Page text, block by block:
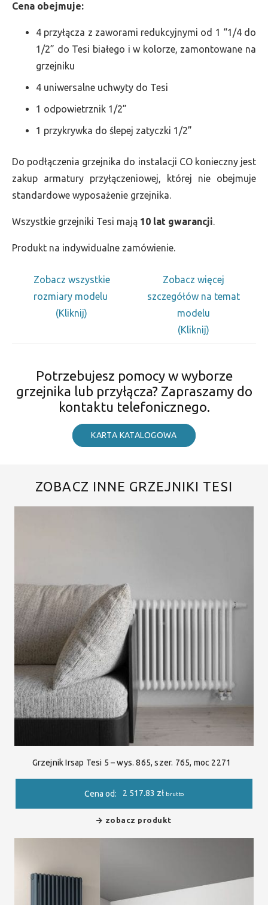
Cena obejmuje:
4 przyłącza z zaworami redukcyjnymi od 1 “1/4 do
1/2” do Tesi białego i w kolorze, zamontowane na
grzejniku
4 uniwersalne uchwyty do Tesi
1 odpowietrznik 1/2”
1 przykrywka do ślepej zatyczki 1/2”
Do podłączenia grzejnika do instalacji CO konieczny jest
zakup armatury przyłączeniowej, której nie obejmuje
standardowe wyposażenie grzejnika.
Wszystkie grzejniki Tesi mają 10 lat gwarancji.
Produkt na indywidualne zamówienie.
Zobacz wszystkie
rozmiary modelu
(Kliknij)
Zobacz więcej
szczegółów na temat
modelu
(Kliknij)
Potrzebujesz pomocy w wyborze
grzejnika lub przyłącza? Zapraszamy do
kontaktu telefonicznego.
KARTA KATALOGOWA
ZOBACZ INNE GRZEJNIKI TESI
Grzejnik Irsap Tesi 5 – wys. 865, szer. 765, moc 2271
Cena od: 2 517.83 zł brutto
zobacz produkt